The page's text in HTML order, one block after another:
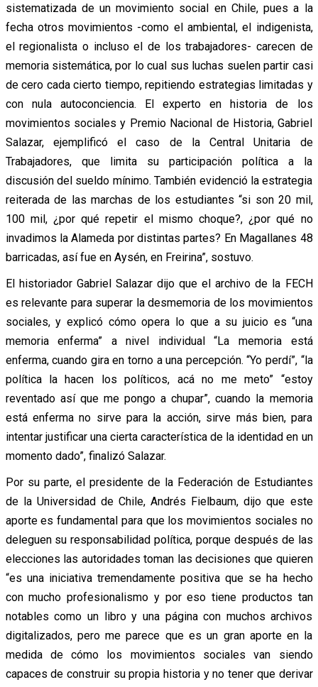
sistematizada de un movimiento social en Chile, pues a la
fecha otros movimientos -como el ambiental, el indigenista,
el regionalista o incluso el de los trabajadores- carecen de
memoria sistemática, por lo cual sus luchas suelen partir casi
de cero cada cierto tiempo, repitiendo estrategias limitadas y
con nula autoconciencia. El experto en historia de los
movimientos sociales y Premio Nacional de Historia, Gabriel
Salazar, ejemplificó el caso de la Central Unitaria de
Trabajadores, que limita su participación política a la
discusión del sueldo mínimo. También evidenció la estrategia
reiterada de las marchas de los estudiantes “si son 20 mil,
100 mil, ¿por qué repetir el mismo choque?, ¿por qué no
invadimos la Alameda por distintas partes? En Magallanes 48
barricadas, así fue en Aysén, en Freirina”, sostuvo.
El historiador Gabriel Salazar dijo que el archivo de la FECH
es relevante para superar la desmemoria de los movimientos
sociales, y explicó cómo opera lo que a su juicio es “una
memoria enferma” a nivel individual “La memoria está
enferma, cuando gira en torno a una percepción. “Yo perdí”, “la
política la hacen los políticos, acá no me meto” “estoy
reventado así que me pongo a chupar”, cuando la memoria
está enferma no sirve para la acción, sirve más bien, para
intentar justificar una cierta característica de la identidad en un
momento dado”, finalizó Salazar.
Por su parte, el presidente de la Federación de Estudiantes
de la Universidad de Chile, Andrés Fielbaum, dijo que este
aporte es fundamental para que los movimientos sociales no
deleguen su responsabilidad política, porque después de las
elecciones las autoridades toman las decisiones que quieren
“es una iniciativa tremendamente positiva que se ha hecho
con mucho profesionalismo y por eso tiene productos tan
notables como un libro y una página con muchos archivos
digitalizados, pero me parece que es un gran aporte en la
medida de cómo los movimientos sociales van siendo
capaces de construir su propia historia y no tener que derivar